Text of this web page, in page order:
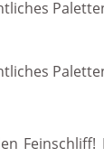
Feinschliff!